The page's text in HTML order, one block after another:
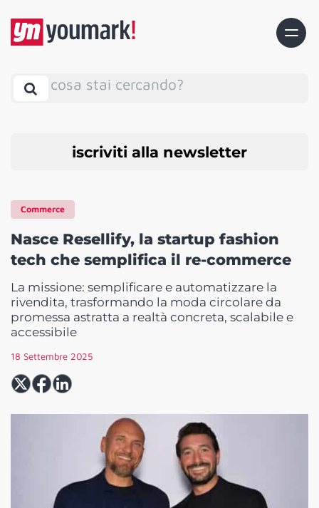
cosa stai cercando?
iscriviti alla newsletter
Commerce
Nasce Resellify, la startup fashion
tech che semplifica il re-commerce
La missione: semplificare e automatizzare la
rivendita, trasformando la moda circolare da
promessa astratta a realtà concreta, scalabile e
accessibile
18 Settembre 2025